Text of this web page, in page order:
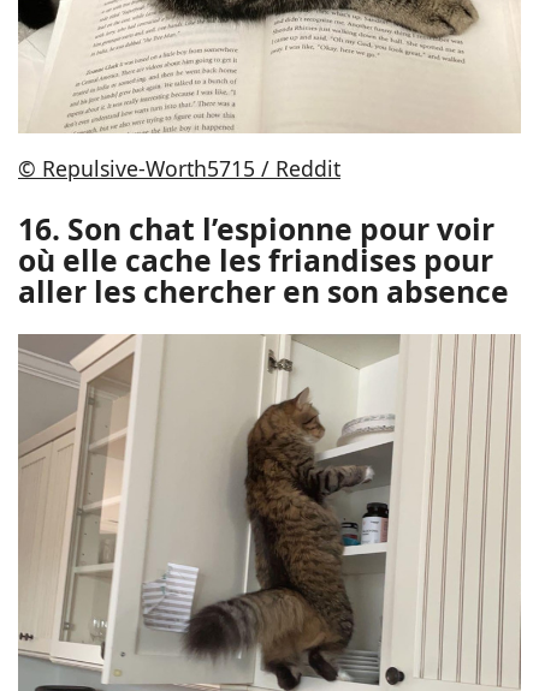
© Repulsive-Worth5715 / Reddit
16. Son chat l’espionne pour voir
où elle cache les friandises pour
aller les chercher en son absence